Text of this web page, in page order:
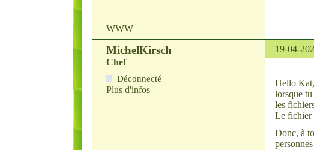
WWW
MichelKirsch 19-04-
Chef
Déconnecté
Plus d'infos
Hello Kat,
lorsque
les
Le fichier
Donc, à